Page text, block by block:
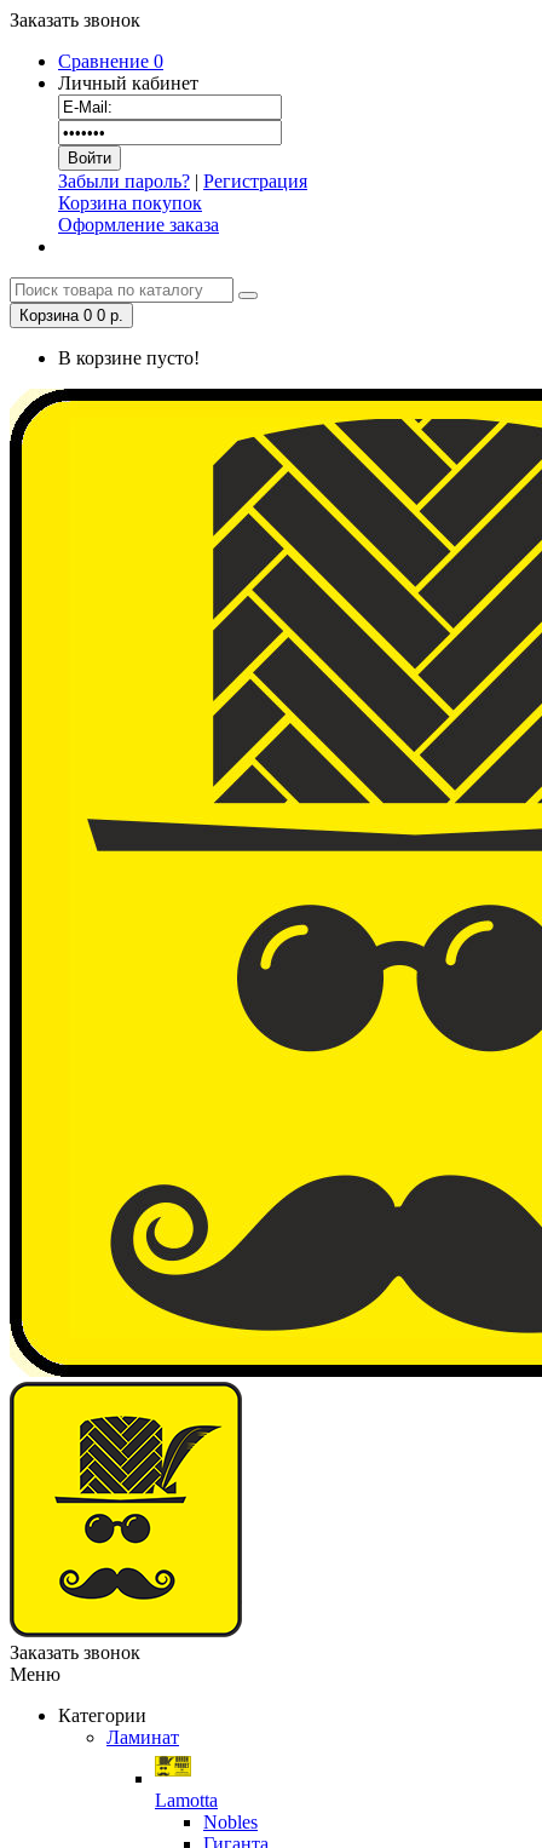
Заказать звонок
Сравнение 0
Личный кабинет
Забыли пароль? | Регистрация
Корзина покупок
Оформление заказа
Корзина 0 0 р.
В корзине пусто!
Заказать звонок
Меню
Категории
Ламинат
Lamotta
Nobles
Гиганта